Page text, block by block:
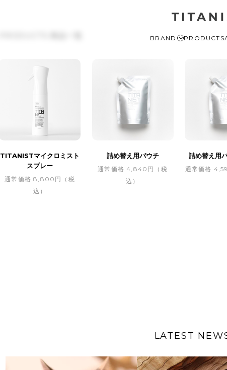
BRAND PRODUCTS
TITANISTマイクロミスト
スプレー
通常価格 8,800円（税
込）
詰め替え用パウチ
通常価格 4,840円（税
込）
詰め替え用
通常価格
LATEST